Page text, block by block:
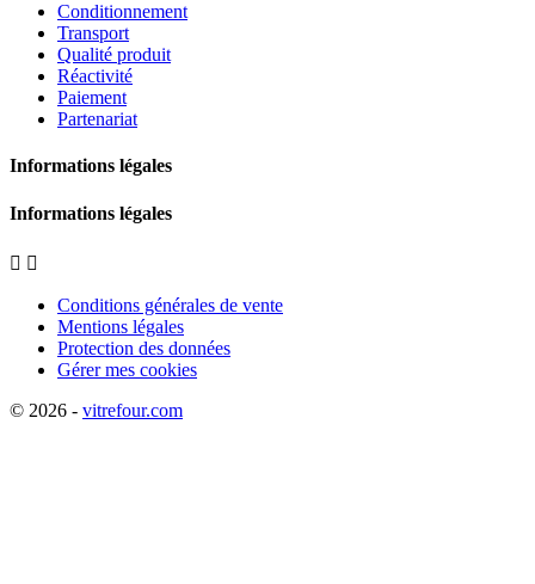
Conditionnement
Transport
Qualité produit
Réactivité
Paiement
Partenariat
Informations légales
Informations légales
 
Conditions générales de vente
Mentions légales
Protection des données
Gérer mes cookies
© 2026 - vitrefour.com